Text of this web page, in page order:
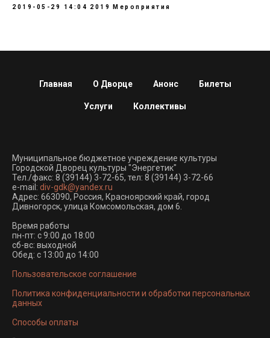
2019-05-29 14:04 2019 Мероприятия
Главная О Дворце Анонс Билеты
Услуги Коллективы
Муниципальное бюджетное учреждение культуры
Городской Дворец культуры "Энергетик"
Тел./факс: 8 (39144) 3-72-65, тел: 8 (39144) 3-72-66
e-mail: div-gdk@yandex.ru
Адрес: 663090, Россия, Красноярский край, город
Дивногорск, улица Комсомольская, дом 6.
Время работы
пн-пт: с 9:00 до 18:00
сб-вс: выходной
Обед: с 13:00 до 14:00
Пользовательское соглашение
Политика конфиденциальности и обработки персональных
данных
Способы оплаты